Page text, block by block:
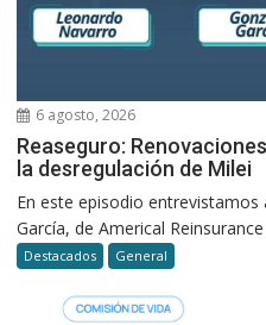
6 agosto, 2026
Reaseguro:
la desregulación de Milei
En este episodio
García, de Americal
Destacados General